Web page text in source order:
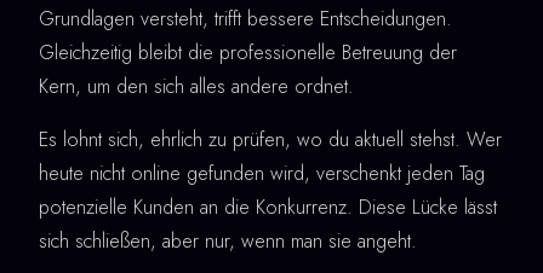
Grundlagen versteht, trifft bessere Entscheidungen.
Gleichzeitig bleibt die professionelle Betreuung der
Kern, um den sich alles andere ordnet.
Es lohnt sich, ehrlich zu prüfen, wo du aktuell stehst. Wer
heute nicht online gefunden wird, verschenkt jeden Tag
potenzielle Kunden an die Konkurrenz. Diese Lücke lässt
sich schließen, aber nur, wenn man sie angeht.